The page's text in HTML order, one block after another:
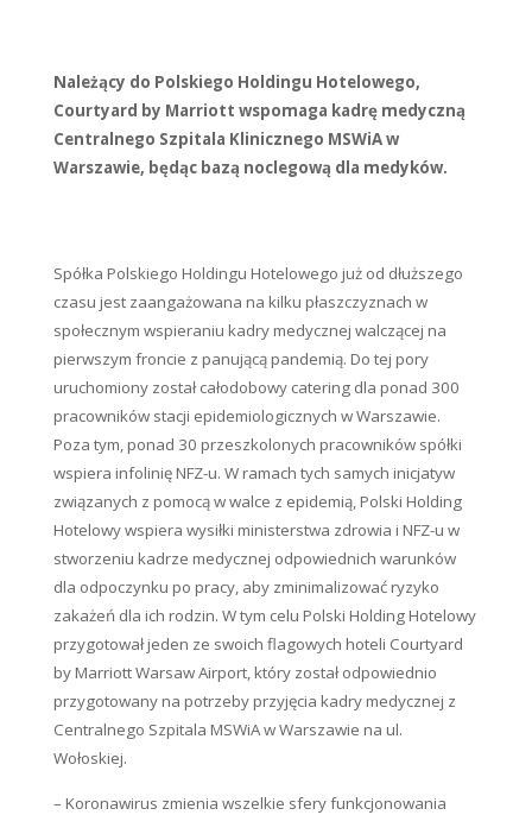
Należący do Polskiego Holdingu Hotelowego,
Courtyard by Marriott wspomaga kadrę medyczną
Centralnego Szpitala Klinicznego MSWiA w
Warszawie, będąc bazą noclegową dla medyków.
Spółka Polskiego Holdingu Hotelowego już od dłuższego
czasu jest zaangażowana na kilku płaszczyznach w
społecznym wspieraniu kadry medycznej walczącej na
pierwszym froncie z panującą pandemią. Do tej pory
uruchomiony został całodobowy catering dla ponad 300
pracowników stacji epidemiologicznych w Warszawie.
Poza tym, ponad 30 przeszkolonych pracowników spółki
wspiera infolinię NFZ-u. W ramach tych samych inicjatyw
związanych z pomocą w walce z epidemią, Polski Holding
Hotelowy wspiera wysiłki ministerstwa zdrowia i NFZ-u w
stworzeniu kadrze medycznej odpowiednich warunków
dla odpoczynku po pracy, aby zminimalizować ryzyko
zakażeń dla ich rodzin. W tym celu Polski Holding Hotelowy
przygotował jeden ze swoich flagowych hoteli Courtyard
by Marriott Warsaw Airport, który został odpowiednio
przygotowany na potrzeby przyjęcia kadry medycznej z
Centralnego Szpitala MSWiA w Warszawie na ul.
Wołoskiej.
– Koronawirus zmienia wszelkie sfery funkcjonowania